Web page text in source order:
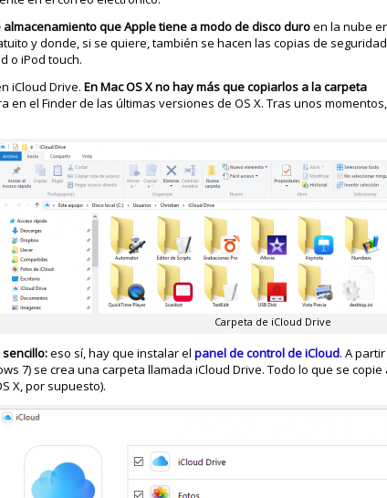
que Apple tiene a modo de disco duroen la nube
y donde, si se quiere, también se hacen las copias de seguridad
o iPod touch.
iCloud Drive.En Mac OS X no hay más que copiarlos a la carpeta
en el Finder de las últimas versiones de OS X. Tras unos
Carpeta de iCloud Drive
sencillo:eso sí, hay que instalar elpanel de control de iCloud. A
7) se crea una carpeta llamada iCloud Drive. Todo lo que se
X, por supuesto).